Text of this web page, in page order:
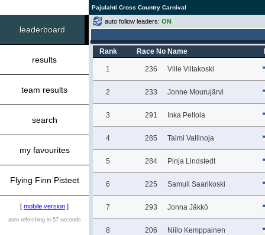
Pajulahti Cross Country Carnival
leaderboard
results
team results
search
my favourites
Flying Finn Pisteet
[ mobile version ]
auto refreshing in 57 seconds
auto follow leaders: ON
Rank Race No Name
1 236 Ville Viitakoski
2 233 Jonne Mourujärvi
3 291 Inka Peltola
4 285 Taimi Vallinoja
5 284 Pinja Lindstedt
6 225 Samuli Saarikoski
7 293 Jonna Jäkkö
8 206 Niilo Kemppainen